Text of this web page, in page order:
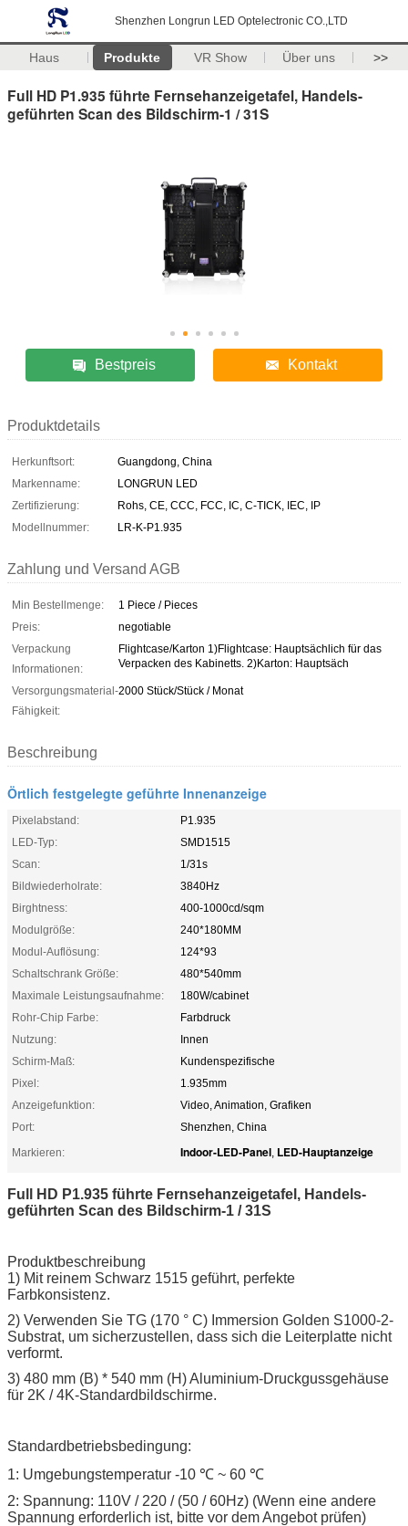
Shenzhen Longrun LED Optelectronic CO.,LTD
Haus Produkte VR Show Über uns >>
Full HD P1.935 führte Fernsehanzeigetafel, Handels-
geführten Scan des Bildschirm-1 / 31S
Bestpreis Kontakt
Produktdetails
Herkunftsort:
Guangdong, China
Markenname:
LONGRUN LED
Zertifizierung:
Rohs, CE, CCC, FCC, IC, C-TICK, IEC, IP
Modellnummer:
LR-K-P1.935
Zahlung und Versand AGB
Min Bestellmenge:
1 Piece / Pieces
Preis:
negotiable
Verpackung
Informationen:
Flightcase/Karton 1)Flightcase: Hauptsächlich für das
Verpacken des Kabinetts. 2)Karton: Hauptsäch
Versorgungsmaterial-
Fähigkeit:
2000 Stück/Stück / Monat
Beschreibung
Örtlich festgelegte geführte Innenanzeige
Pixelabstand:
P1.935
LED-Typ:
SMD1515
Scan:
1/31s
Bildwiederholrate:
3840Hz
Birghtness:
400-1000cd/sqm
Modulgröße:
240*180MM
Modul-Auflösung:
124*93
Schaltschrank Größe:
480*540mm
Maximale Leistungsaufnahme:
180W/cabinet
Rohr-Chip Farbe:
Farbdruck
Nutzung:
Innen
Schirm-Maß:
Kundenspezifische
Pixel:
1.935mm
Anzeigefunktion:
Video, Animation, Grafiken
Port:
Shenzhen, China
Markieren:
Indoor-LED-Panel, LED-Hauptanzeige
Full HD P1.935 führte Fernsehanzeigetafel, Handels-
geführten Scan des Bildschirm-1 / 31S
Produktbeschreibung
1) Mit reinem Schwarz 1515 geführt, perfekte
Farbkonsistenz.
2) Verwenden Sie TG (170 ° C) Immersion Golden S1000-2-
Substrat, um sicherzustellen, dass sich die Leiterplatte nicht
verformt.
3) 480 mm (B) * 540 mm (H) Aluminium-Druckgussgehäuse
für 2K / 4K-Standardbildschirme.
Standardbetriebsbedingung:
1: Umgebungstemperatur -10 ℃ ~ 60 ℃
2: Spannung: 110V / 220 / (50 / 60Hz) (Wenn eine andere
Spannung erforderlich ist, bitte vor dem Angebot prüfen)